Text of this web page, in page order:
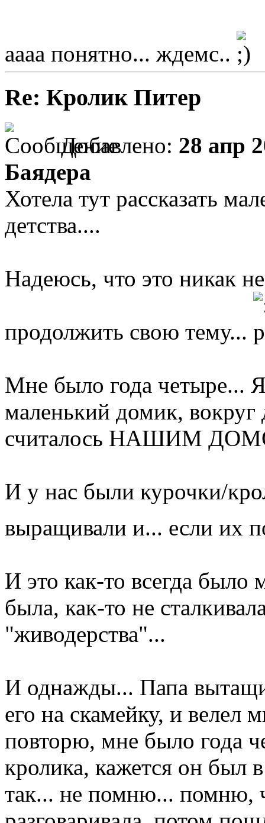
аааа понятно... ждемс..
Re: Кролик Питер
Добавлено: 28 апр
Баядера
Хотела тут рассказать
детства....
Надеюсь, что это никак
продолжить свою тему...
Мне было года четыре...
маленький домик, вокруг
считалось НАШИМ
И у нас были курочки/
выращивали и... если их
И это как-то всегда
была, как-то не
"живодерства"...
И однажды... Папа
его на скамейку, и велел
повторю, мне было года
кролика, кажется он был
так... не помню... помню,